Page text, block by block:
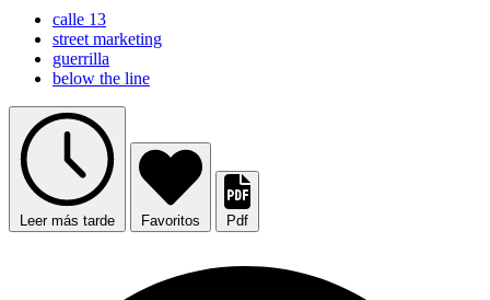
calle 13
street marketing
guerrilla
below the line
Leer más tarde Favoritos Pdf